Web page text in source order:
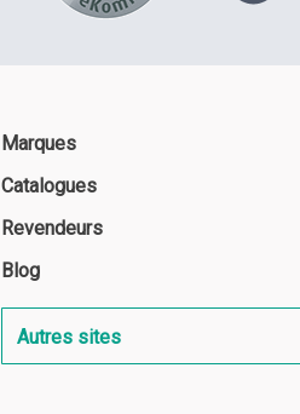
Marques
Catalogues
Revendeurs
Blog
Autres sites